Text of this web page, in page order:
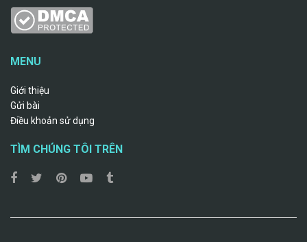
MENU
Giới thiệu
Gửi bài
Điều khoản sử dụng
TÌM CHÚNG TÔI TRÊN